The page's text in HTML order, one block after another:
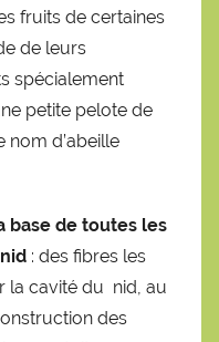
fruits de certaines
de leurs
spécialement
petite pelote de
d’abeille
base de toutes les
: des fibres les
la cavité du nid, au
des